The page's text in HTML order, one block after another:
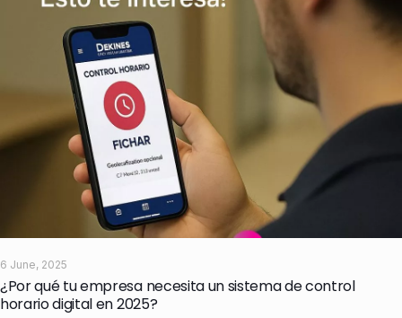
6 June, 2025
¿Por qué tu empresa necesita un sistema de control
horario digital en 2025?